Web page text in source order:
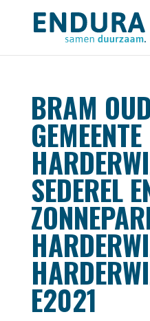
BRAM
GEMEENTE
SEDEREL
E2021